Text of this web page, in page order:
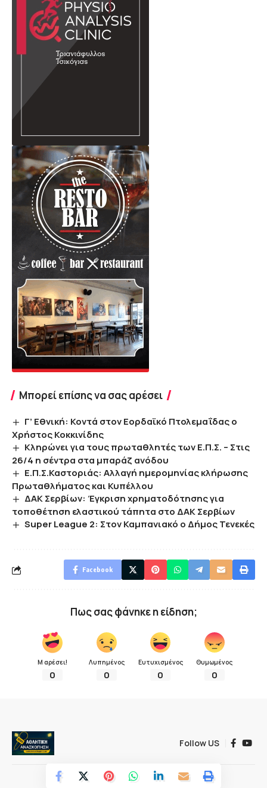
Μπορεί επίσης να σας αρέσει
Γ’ Εθνική: Κοντά στον Εορδαϊκό Πτολεμαΐδας ο
Χρήστος Κοκκινίδης
Κληρώνει για τους πρωταθλητές των Ε.Π.Σ. – Στις
26/4 η σέντρα στα μπαράζ ανόδου
Ε.Π.Σ.Καστοριάς: Αλλαγή ημερομηνίας κλήρωσης
Πρωταθλήματος και Κυπέλλου
ΔΑΚ Σερβίων: Έγκριση χρηματοδότησης για
τοποθέτηση ελαστικού τάπητα στο ΔΑΚ Σερβίων
Super League 2: Στον Καμπανιακό ο Δήμος Τενεκές
Facebook
Πως σας φάνηκε η είδηση;
Μ αρέσει!
0
Λυπημένος
0
Ευτυχισμένος
0
Θυμωμένος
0
Follow US
© 2022 Αθλητική ανασκόπηση